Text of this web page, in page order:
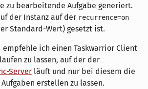
zu bearbeitende Aufgabe generiert.
der Instanz auf der recurrence=on
Standard-Wert) gesetzt ist.
empfehle ich einen Taskwarrior Client
zu lassen, auf der der
Server läuft und nur bei diesem die
erstellen zu lassen.